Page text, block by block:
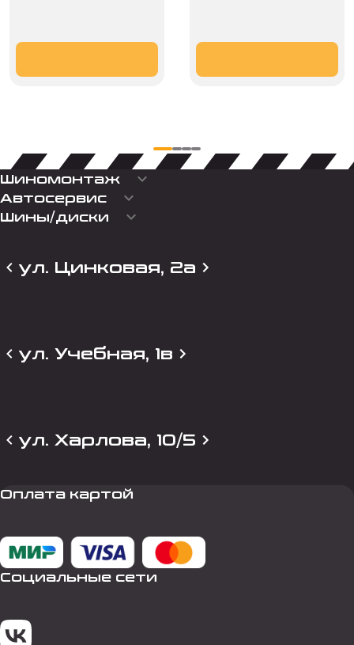
Шиномонтаж keyboard_arrow_down
Автосервис keyboard_arrow_down
Шины/диски keyboard_arrow_down
ул. Цинковая, 2а
ул. Учебная, 1в
ул. Харлова, 10/5
Оплата картой
Социальные сети